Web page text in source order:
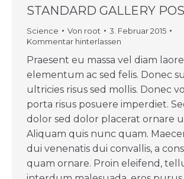
STANDARD GALLERY
Science Von root
3. Februar 2015
Kommentar hinterlassen
Praesent eu massa vel diam
elementum ac sed felis. Donec
ultricies risus sed mollis. Donec
porta risus posuere imperdiet.
dolor sed dolor placerat ornare
Aliquam quis nunc quam.
dui venenatis dui convallis, a
quam ornare. Proin eleifend,